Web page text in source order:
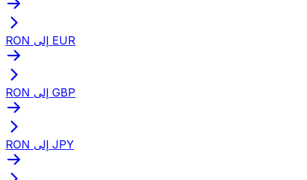
RON إلى EUR
RON إلى GBP
RON إلى JPY